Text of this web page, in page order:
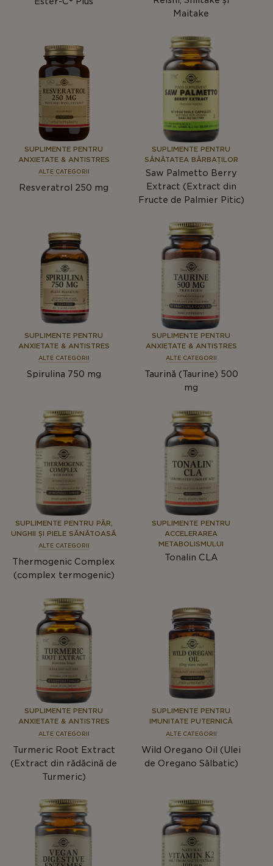
Maitake
SUPLIMENTE PENTRU
ANXIETATE & ANTISTRES
ALTE CATEGORII
Resveratrol 250 mg
SUPLIMENTE PENTRU
SĂNĂTATEA BĂRBAȚILOR
Saw Palmetto Berry
Extract (Extract din
Fructe de Palmier Pitic)
SUPLIMENTE PENTRU
ANXIETATE & ANTISTRES
ALTE CATEGORII
Spirulina 750 mg
SUPLIMENTE PENTRU
ANXIETATE & ANTISTRES
ALTE CATEGORII
Taurină (Taurine) 500
mg
SUPLIMENTE PENTRU PĂR,
UNGHII ȘI PIELE SĂNĂTOASĂ
ALTE CATEGORII
Thermogenic Complex
(complex termogenic)
SUPLIMENTE PENTRU
ACCELERAREA
METABOLISMULUI
Tonalin CLA
SUPLIMENTE PENTRU
ANXIETATE & ANTISTRES
ALTE CATEGORII
Turmeric Root Extract
(Extract din rădăcină de
Turmeric)
SUPLIMENTE PENTRU
IMUNITATE PUTERNICĂ
ALTE CATEGORII
Wild Oregano Oil (Ulei
de Oregano Sălbatic)